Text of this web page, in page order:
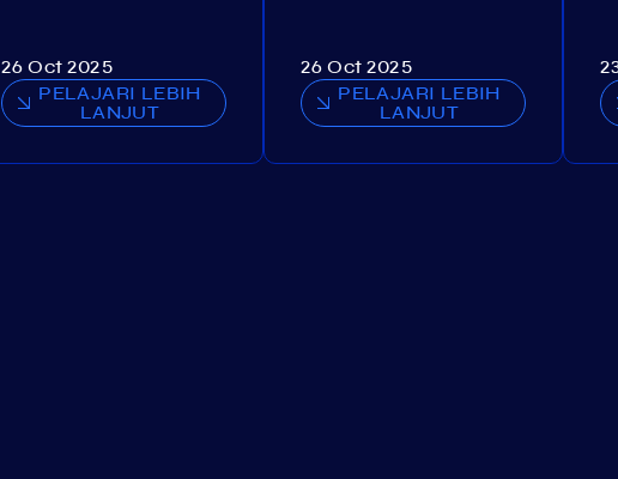
26 Oct 2025
PELAJARI LEBIH
LANJUT
26 Oct 2025
PELAJARI LEBIH
LANJUT